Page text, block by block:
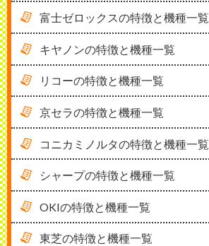
富士ゼロックスの特徴と機種一覧
キヤノンの特徴と機種一覧
リコーの特徴と機種一覧
京セラの特徴と機種一覧
コニカミノルタの特徴と機種一覧
シャープの特徴と機種一覧
OKIの特徴と機種一覧
東芝の特徴と機種一覧